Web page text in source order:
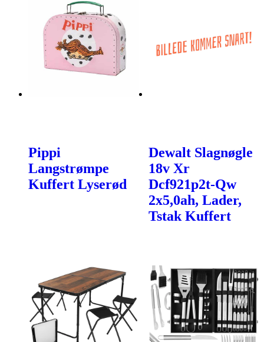
Pippi
Langstrømpe
Kuffert Lyserød
Dewalt Slagnøgle
18v Xr
Dcf921p2t-Qw
2x5,0ah, Lader,
Tstak Kuffert